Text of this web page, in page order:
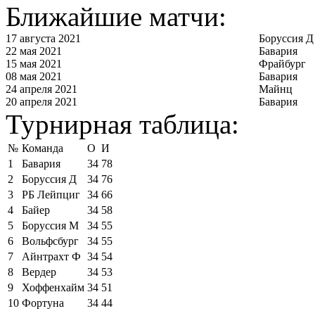
Ближайшие матчи:
17 августа 2021
Боруссия Д
22 мая 2021
Бавария
15 мая 2021
Фрайбург
08 мая 2021
Бавария
24 апреля 2021
Майнц
20 апреля 2021
Бавария
Турнирная таблица:
№ Команда О И
1
Бавария 34 78
2
Боруссия Д 34 76
3
РБ Лейпциг 34 66
4
Байер 34 58
5
Боруссия М 34 55
6
Вольфсбург 34 55
7
Айнтрахт Ф 34 54
8
Вердер 34 53
9
Хоффенхайм 34 51
10 Фортуна 34 44